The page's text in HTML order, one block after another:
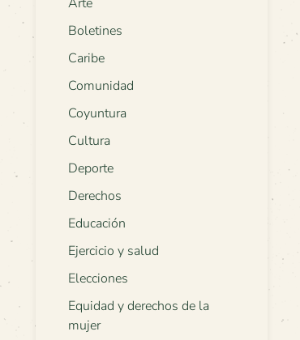
Boletines
Caribe
Comunidad
Coyuntura
Cultura
Deporte
Derechos
Educación
Ejercicio y salud
Elecciones
Equidad y derechos de la
mujer